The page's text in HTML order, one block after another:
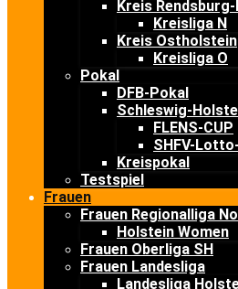
Kreis
Kreisliga N
Kreis Ostholstein
Kreisliga O
Pokal
DFB-Pokal
Schleswig-
FLENS-CUP
SHFV-
Kreispokal
Testspiel
Frauen
Frauen Regionalliga
Holstein Women
Frauen Oberliga SH
Frauen Landesliga
Landesliga